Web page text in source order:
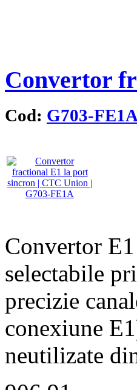
Convertor
Cod: G703-FE1A
Convertor
selectabile
precizie
conexiune
neutilizate